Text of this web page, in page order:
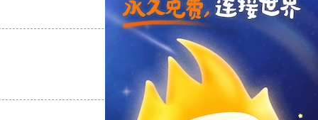
支持[0] 反对[0]
支持[0] 反对[0]